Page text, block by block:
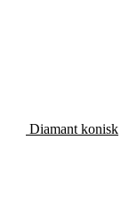
Diamant konisk